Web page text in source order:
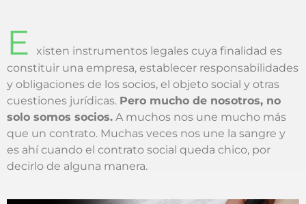
E
xisten instrumentos legales cuya finalidad es
constituir una empresa, establecer responsabilidades
y obligaciones de los socios, el objeto social y otras
cuestiones jurídicas. Pero mucho de nosotros, no
solo somos socios. A muchos nos une mucho más
que un contrato. Muchas veces nos une la sangre y
es ahí cuando el contrato social queda chico, por
decirlo de alguna manera.